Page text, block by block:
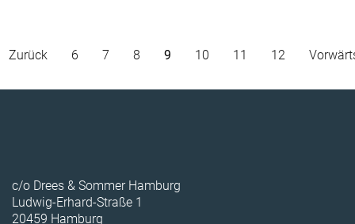
Zurück 6 7 8 9 10 11 12
c/o Drees & Sommer Hamburg
Ludwig-Erhard-Straße 1
20459 Hamburg